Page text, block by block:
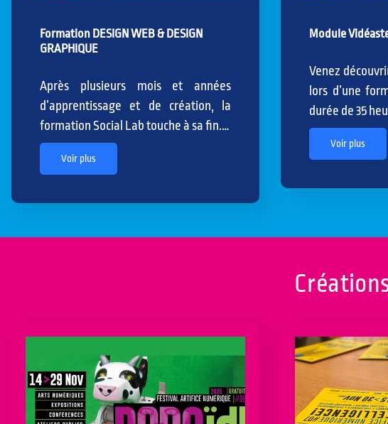
Formation DESIGN WEB & DESIGN
GRAPHIQUE
Après plusieurs mois et années
d’apprentissage et de création, la
formation Social Lab touche à sa fin.…
Voir plus
Module
Venez
lors d’une
durée de 35
Voir plus